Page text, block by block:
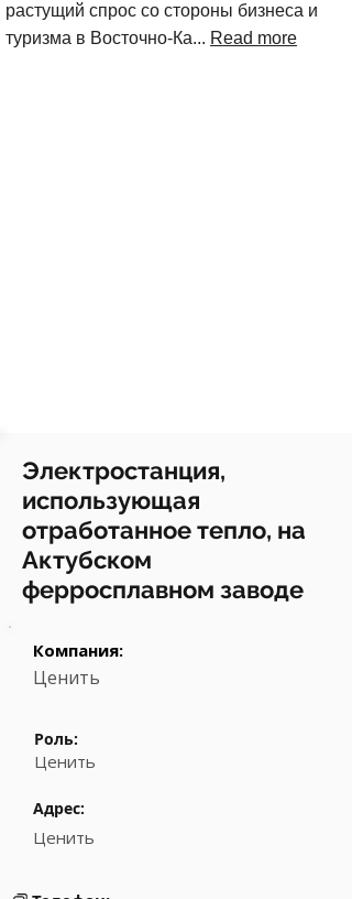
растущий спрос со стороны бизнеса и
туризма в Восточно-Ка... Read more
Электростанция,
использующая
отработанное тепло, на
Актубском
ферросплавном заводе
Компания:
Ценить
Роль:
Ценить
Адрес:
Ценить